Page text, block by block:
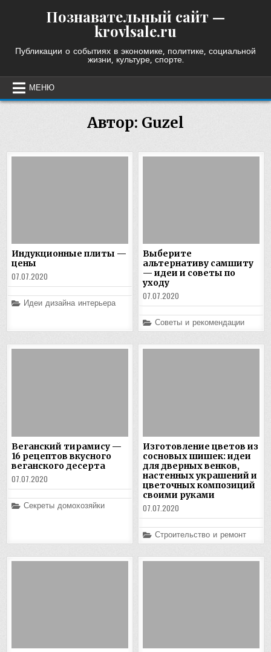
Познавательный сайт —
krovlsale.ru
Публикации о событиях в экономике, политике, социальной
жизни, культуре, спорте.
МЕНЮ
Автор: Guzel
Индукционные плиты —
цены
07.07.2020
Posted
in
Идеи дизайна интерьера
Выберите
альтернативу самшиту
— идеи и советы по
уходу
07.07.2020
Posted
in
Советы и рекомендации
Веганский тирамису —
16 рецептов вкусного
веганского десерта
07.07.2020
Posted
Секреты домохозяйки
Изготовление цветов из
сосновых шишек: идеи
для дверных венков,
настенных украшений и
цветочных композиций
своими руками
07.07.2020
Posted
in
Строительство и ремонт